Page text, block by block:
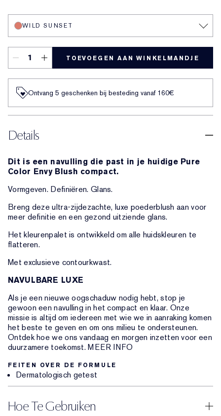
WILD SUNSET
TOEVOEGEN AAN WINKELMANDJE
Ontvang 5 geschenken bij besteding vanaf 160€
Details
Dit is een navulling die past in je huidige Pure
Color Envy Blush compact.
Vormgeven. Definiëren. Glans.
Breng deze ultra-zijdezachte, luxe poederblush aan voor
meer definitie en een gezond uitziende glans.
Het kleurenpalet is ontwikkeld om alle huidskleuren te
flatteren.
Met exclusieve contourkwast.
NAVULBARE LUXE
Als je een nieuwe oogschaduw nodig hebt, stop je
gewoon een navulling in het compact en klaar. Onze
missie is altijd om iedereen met wie we in aanraking komen
het beste te geven en om ons milieu te ondersteunen.
Ontdek hoe we ons vandaag en morgen inzetten voor een
duurzamere toekomst. MEER INFO
FEITEN OVER DE FORMULE
Dermatologisch getest
Hoe Te Gebruiken